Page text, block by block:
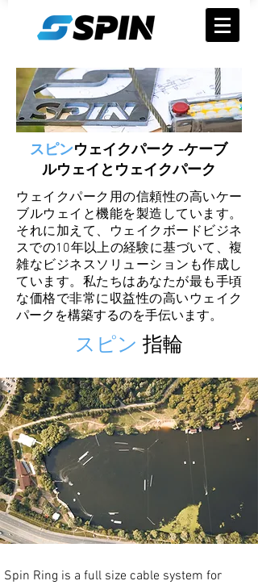
スピンウェイクパーク -ケーブ
ルウェイとウェイクパーク
ウェイクパーク用の信頼性の高いケー
ブルウェイと機能を製造しています。
それに加えて、ウェイクボードビジネ
スでの10年以上の経験に基づいて、複
雑なビジネスソリューションも作成し
ています。私たちはあなたが最も手頃
な価格で非常に収益性の高いウェイク
パークを構築するのを手伝います。
スピン 指輪
Spin Ring is a full size cable system for